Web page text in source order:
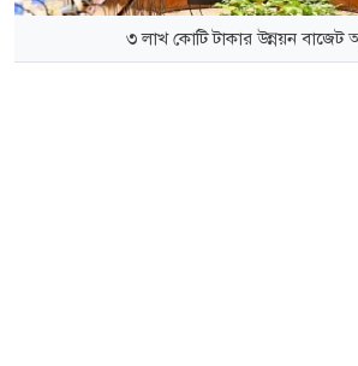
৩ লাখ কোটি টাকার উন্নয়ন